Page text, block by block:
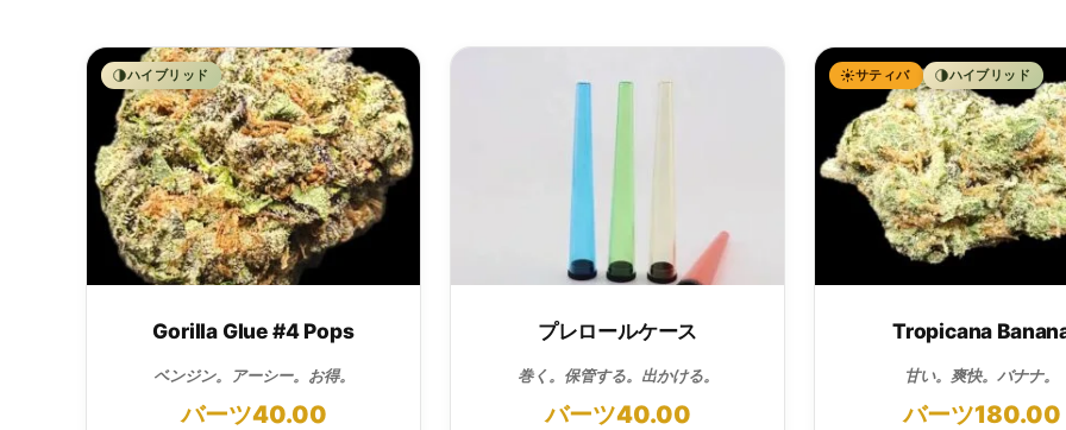
Gorilla Glue #4 Pops
ベンジン。アーシー。お得。
バーツ40.00
ハイブリッド
プレロールケース
巻く。保管する。出かける。
バーツ40.00
Tropicana
甘い。爽快。バナナ。
バーツ180.00
サティバ ハイブリッド